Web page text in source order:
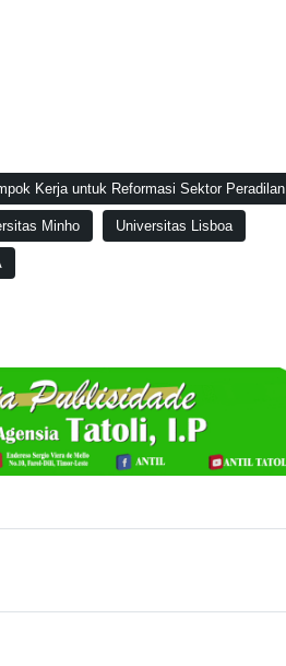
Kerja untuk Reformasi Sektor Peradilan
Minho Universitas Lisboa